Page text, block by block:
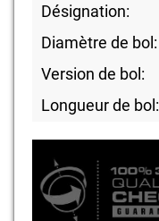
Désignation:
Diamètre de bol:
Version de bol:
Longueur de bol: